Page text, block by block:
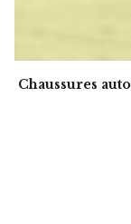
Chaussures